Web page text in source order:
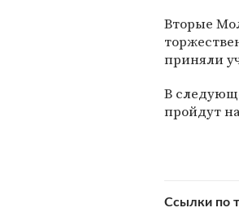
Вторые
приняли
В
пройдут
Ссылки по